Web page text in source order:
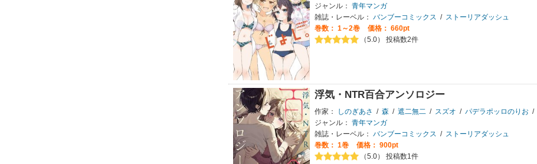
ジャンル： 青年マンガ
雑誌・レーベル： バンブーコミックス / ストーリアダッシュ
巻数： 1～2巻
価格： 660pt
（5.0） 投稿数2件
浮気・NTR百合アンソロジー
作家： しのぎあさ / 森 / 遮二無二 / スズオ / パデラポッロのりお /
ジャンル： 青年マンガ
雑誌・レーベル： バンブーコミックス / ストーリアダッシュ
巻数： 1巻
価格： 900pt
（5.0） 投稿数1件